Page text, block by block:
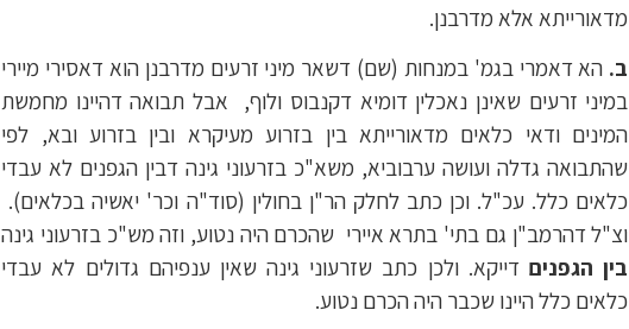
מדאורייתא אלא מדרבנן.
ב. הא דאמרי בגמ' במנחות (שם) דשאר מיני זרעים מדרבנן הוא דאסירי מיירי
במיני זרעים שאינן נאכלין דומיא דקנבוס ולוף, אבל תבואה דהיינו מחמשת
המינים ודאי כלאים מדאורייתא בין בזרוע מעיקרא ובין בזרוע ובא, לפי
שהתבואה גדלה ועושה ערבוביא, משא"כ בזרעוני גינה דבין הגפנים לא עבדי
כלאים כלל. עכ"ל. וכן כתב לחלק הר"ן בחולין (סוד"ה וכר' יאשיה בכלאים).
וצ"ל דהרמב"ן גם בתי' בתרא איירי שהכרם היה נטוע, וזה מש"כ בזרעוני גינה
בין הגפניםדייקא. ולכן כתב שזרעוני גינה שאין ענפיהם גדולים לא עבדי
כלאים כלל היינו שכבר היה הכרם נטוע.